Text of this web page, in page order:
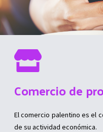
Comercio de
El comercio palentino es el
de su actividad económica.